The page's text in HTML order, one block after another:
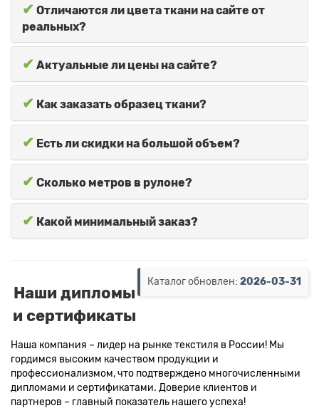
✔ Отличаются ли цвета ткани на сайте от
реальных?
✔ Актуальные ли цены на сайте?
✔ Как заказать образец ткани?
✔ Есть ли скидки на большой объем?
✔ Сколько метров в рулоне?
✔ Какой минимальный заказ?
Каталог обновлен: 2026-03-31
Наши дипломы
и сертификаты
Наша компания – лидер на рынке текстиля в России! Мы
гордимся высоким качеством продукции и
профессионализмом, что подтверждено многочисленными
дипломами и сертификатами. Доверие клиентов и
партнеров – главный показатель нашего успеха!